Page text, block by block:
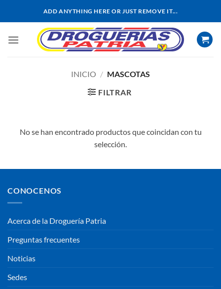
ADD ANYTHING HERE OR JUST REMOVE IT...
INICIO / MASCOTAS
FILTRAR
No se han encontrado productos que coincidan con tu
selección.
CONOCENOS
Acerca de la Droguería Patria
Preguntas frecuentes
Noticias
Sedes